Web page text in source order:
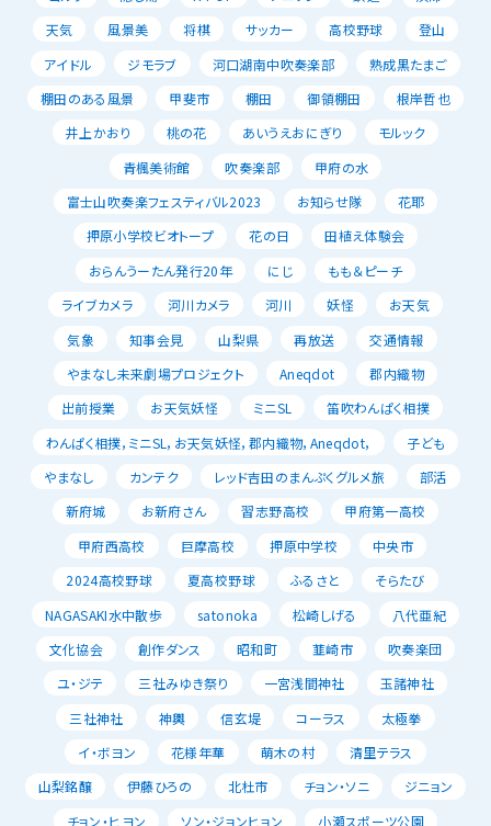
天気
風景美 将棋 サッカー 高校野球
登山
アイドル
ジモラブ 河口湖南中吹奏楽部
熟成黒たまご
棚田のある風景
甲斐市 棚田 御領棚田
根岸哲也
井上かおり
桃の花 あいうえおにぎり
モルック
青楓美術館
吹奏楽部
甲府の水
富士山吹奏楽フェスティバル2023
お知らせ隊
花耶
押原小学校ビオトープ
花の日
田植え体験会
おらんうーたん発行20年
にじ
もも＆ピーチ
ライブカメラ
河川カメラ 河川 妖怪
お天気
気象
知事会見 山梨県 再放送
交通情報
やまなし未来劇場プロジェクト
Aneqdot
郡内織物
出前授業
お天気妖怪 ミニSL
笛吹わんぱく相撲
わんぱく相撲，ミニSL，お天気妖怪，郡内織物，Aneqdot，
子ども
やまなし
カンテク レッド吉田のまんぷくグルメ旅
部活
新府城
お新府さん 習志野高校
甲府第一高校
甲府西高校
巨摩高校 押原中学校
中央市
2024高校野球
夏高校野球 ふるさと
そらたび
NAGASAKI水中散歩
satonoka 松崎しげる
八代亜紀
文化協会
創作ダンス 昭和町 韮崎市
吹奏楽団
ユ・ジテ
三社みゆき祭り 一宮浅間神社
玉諸神社
三社神社
神輿 信玄堤 コーラス
太極拳
イ・ボヨン
花様年華 萌木の村
清里テラス
山梨銘醸
伊藤ひろの 北杜市 チョン・ソニ
ジニョン
チョン・ヒヨン
ソン・ジョンヒョン 小瀬スポーツ公園